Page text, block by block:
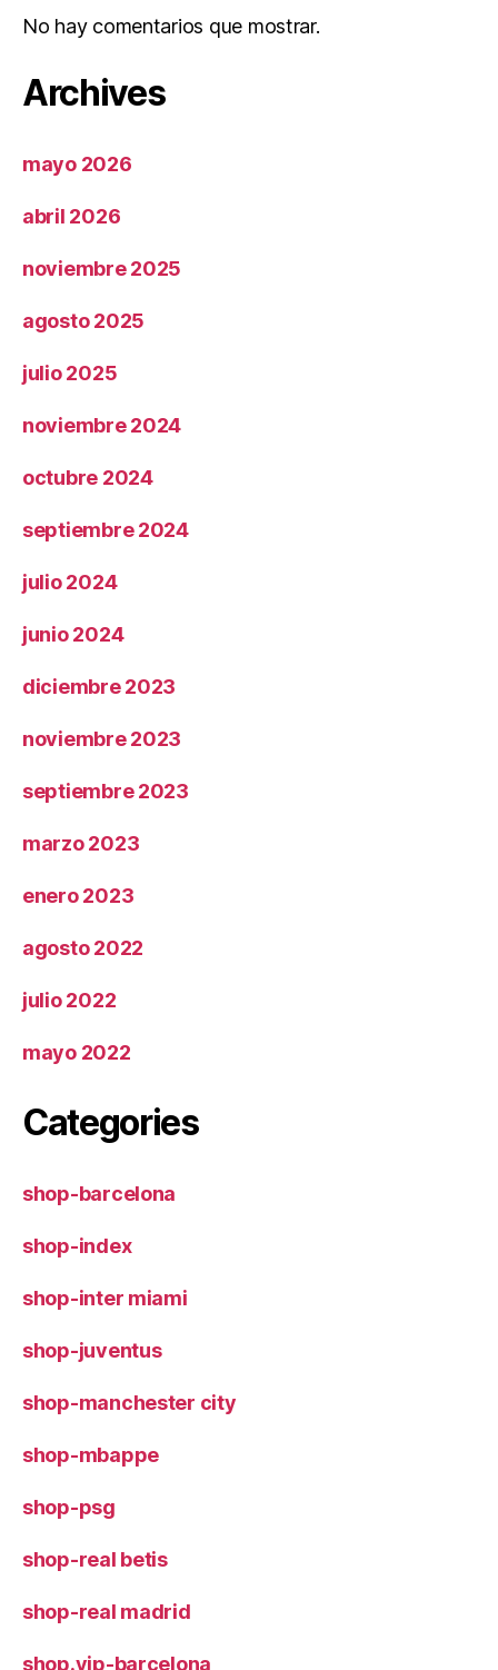
No hay comentarios que mostrar.
Archives
mayo 2026
abril 2026
noviembre 2025
agosto 2025
julio 2025
noviembre 2024
octubre 2024
septiembre 2024
julio 2024
junio 2024
diciembre 2023
noviembre 2023
septiembre 2023
marzo 2023
enero 2023
agosto 2022
julio 2022
mayo 2022
Categories
shop-barcelona
shop-index
shop-inter miami
shop-juventus
shop-manchester city
shop-mbappe
shop-psg
shop-real betis
shop-real madrid
shop.vip-barcelona